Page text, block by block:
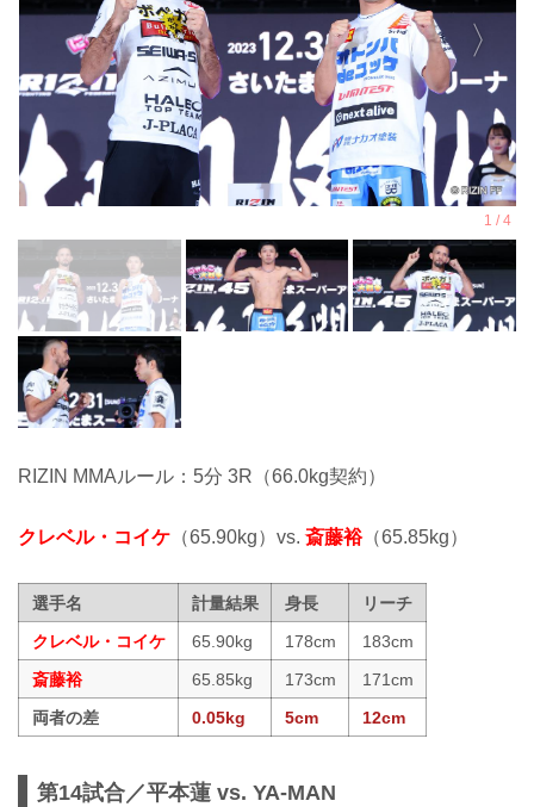
RIZIN MMAルール：5分 3R（66.0kg契約）
クレベル・コイケ （65.90kg）vs.斎藤裕（65.85kg）
選手名 計量結果 身長
リーチ
クレベル・コイケ
65.90kg 178cm
183cm
斎藤裕
65.85kg 173cm
171cm
両者の差
0.05kg 5cm 12cm
第14試合／平本蓮 vs. YA-MAN